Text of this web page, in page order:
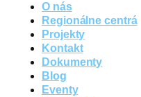
O nás
Regionálne centrá
Projekty
Kontakt
Dokumenty
Blog
Eventy